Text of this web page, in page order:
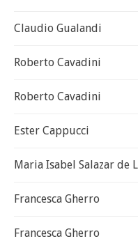
Claudio Gualandi
Roberto Cavadini
Roberto Cavadini
Ester Cappucci
Maria Isabel Salazar de
Francesca Gherro
Francesca Gherro